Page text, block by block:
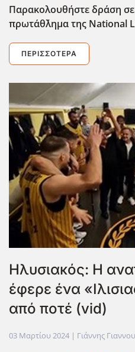
Παρακολουθήστε δράση
πρωτάθ΄λημα της National
ΠΕΡΙΣΣΌΤΕΡΑ
Ηλυσιακός: Η
έφερε ένα
από ποτέ (vid)
03 Μαρτίου 2024 | Γιάννης